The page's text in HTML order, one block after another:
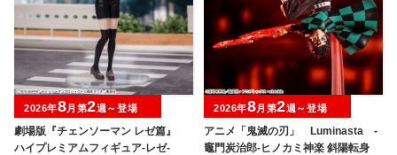
劇場版『チェンソーマン レゼ篇』
ハイプレミアムフィギュア‐レゼ‐
2026年8月第2週～登場
アニメ「鬼滅の刃」 Luminasta ‐
竈門炭治郎‐ヒノカミ神楽 斜陽転身
2026年8月第2週～登場